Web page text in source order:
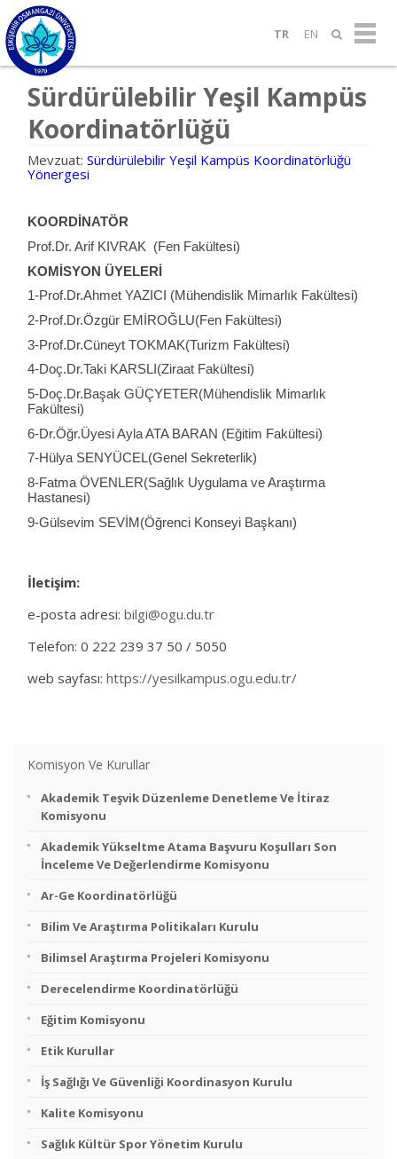
TR EN
Sürdürülebilir Yeşil Kampüs
Koordinatörlüğü
Mevzuat: Sürdürülebilir Yeşil Kampüs Koordinatörlüğü
Yönergesi
KOORDİNATÖR
Prof.Dr. Arif KIVRAK (Fen Fakültesi)
KOMİSYON ÜYELERİ
1-Prof.Dr.Ahmet YAZICI (Mühendislik Mimarlık Fakültesi)
2-Prof.Dr.Özgür EMİROĞLU(Fen Fakültesi)
3-Prof.Dr.Cüneyt TOKMAK(Turizm Fakültesi)
4-Doç.Dr.Taki KARSLI(Ziraat Fakültesi)
5-Doç.Dr.Başak GÜÇYETER(Mühendislik Mimarlık
Fakültesi)
6-Dr.Öğr.Üyesi Ayla ATA BARAN (Eğitim Fakültesi)
7-Hülya SENYÜCEL(Genel Sekreterlik)
8-Fatma ÖVENLER(Sağlık Uygulama ve Araştırma
Hastanesi)
9-Gülsevim SEVİM(Öğrenci Konseyi Başkanı)
İletişim:
e-posta adresi: bilgi@ogu.du.tr
Telefon: 0 222 239 37 50 / 5050
web sayfası: https://yesilkampus.ogu.edu.tr/
Komisyon Ve Kurullar
Akademik Teşvik Düzenleme Denetleme Ve İtiraz
Komisyonu
Akademik Yükseltme Atama Başvuru Koşulları Son
İnceleme Ve Değerlendirme Komisyonu
Ar-Ge Koordinatörlüğü
Bilim Ve Araştırma Politikaları Kurulu
Bilimsel Araştırma Projeleri Komisyonu
Derecelendirme Koordinatörlüğü
Eğitim Komisyonu
Etik Kurullar
İş Sağlığı Ve Güvenliği Koordinasyon Kurulu
Kalite Komisyonu
Sağlık Kültür Spor Yönetim Kurulu